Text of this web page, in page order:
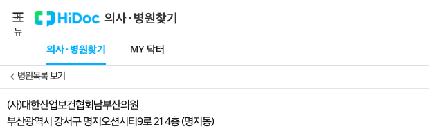
의사·병원찾기
의사·병원찾기 MY 닥터
메
뉴
병원목록 보기
(사)대한산업보건협회남부산의원
부산광역시 강서구 명지오션시티9로 21 4층 (명지동)